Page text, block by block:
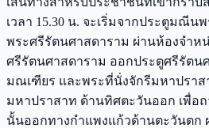
เวลา 15.30 น. จะเริ่มจากประตูมณีน
พระศรีรัตนศาสดาราม ผ่านห้องจำห
ศรีรัตนศาสดาราม ออกประตูศรีรัตน
มณเฑียร และพระที่นั่งจักรีมหาปราส
มหาปราสาท ด้านทิศตะวันออก เพื่อ
นั้นออกทางกำแพงแก้วด้านตะวันตก